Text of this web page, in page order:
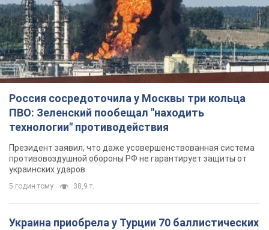
Россия сосредоточила у Москвы три кольца
ПВО: Зеленский пообещал "находить
технологии" противодействия
Президент заявил, что даже усовершенствованная система
противовоздушной обороны РФ не гарантирует защиты от
украинских ударов
5 годин тому 38,9 т.
Украина приобрела у Турции 70 баллистических